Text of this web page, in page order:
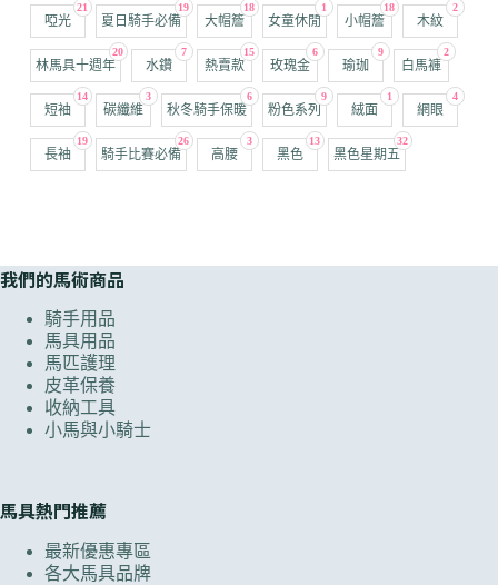
21
啞光
19
夏日騎手必備
18
大帽簷
1
女童休閒
18
小帽簷
2
木紋
20
林馬具十週年
7
水鑽
15
熱賣款
6
玫瑰金
9
瑜珈
2
白馬褲
14
短袖
3
碳纖維
6
秋冬騎手保暖
9
粉色系列
1
絨面
4
網眼
19
長袖
26
騎手比賽必備
3
高腰
13
黑色
32
黑色星期五
我們的馬術商品
騎手用品
馬具用品
馬匹護理
皮革保養
收納工具
小馬與小騎士
馬具熱門推薦
最新優惠專區
各大馬具品牌